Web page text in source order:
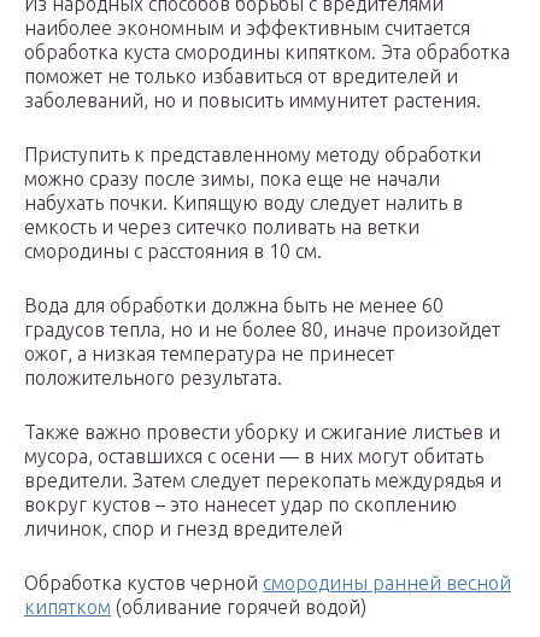
наиболее экономным и эффективным считается
обработка куста смородины кипятком. Эта обработка
поможет не только избавиться от вредителей и
заболеваний, но и повысить иммунитет растения.
Приступить к представленному методу обработки
можно сразу после зимы, пока еще не начали
набухать почки. Кипящую воду следует налить в
емкость и через ситечко поливать на ветки
смородины с расстояния в 10 см.
Вода для обработки должна быть не менее 60
градусов тепла, но и не более 80, иначе произойдет
ожог, а низкая температура не принесет
положительного результата.
Также важно провести уборку и сжигание листьев и
мусора, оставшихся с осени — в них могут обитать
вредители. Затем следует перекопать междурядья и
вокруг кустов – это нанесет удар по скоплению
личинок, спор и гнезд вредителей
Обработка кустов черной смородины ранней весной
кипятком (обливание горячей водой)